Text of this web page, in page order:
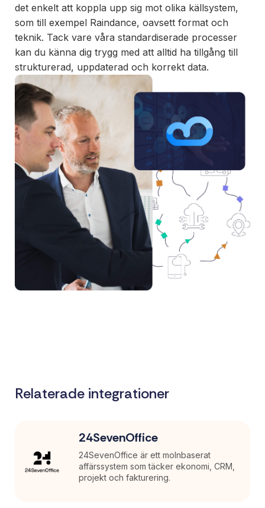
det enkelt att koppla upp sig mot olika källsystem,
som till exempel Raindance, oavsett format och
teknik. Tack vare våra standardiserade processer
kan du känna dig trygg med att alltid ha tillgång till
strukturerad, uppdaterad och korrekt data.
Relaterade integrationer
24SevenOffice
24SevenOffice är ett molnbaserat
affärssystem som täcker ekonomi, CRM,
projekt och fakturering.